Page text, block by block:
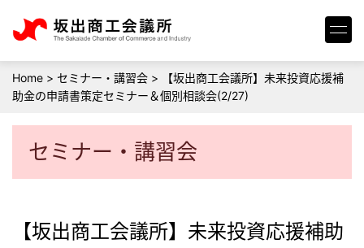
Home > セミナー・講習会 >
【坂出商工会議所】未来投資応援補
助金の申請書策定セミナー＆個別相談会(2/27)
セミナー・講習会
【坂出商工会議所】未来投資応援補助